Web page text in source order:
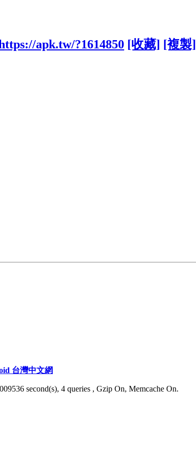
apk.tw/?1614850 [收藏] [複製]
台灣中文網
second(s), 4 queries , Gzip On, Memcache On.